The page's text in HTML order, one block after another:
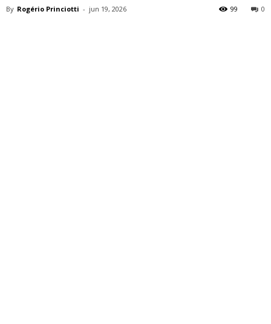
By Rogério Princiotti - jun 19, 2026 0
99